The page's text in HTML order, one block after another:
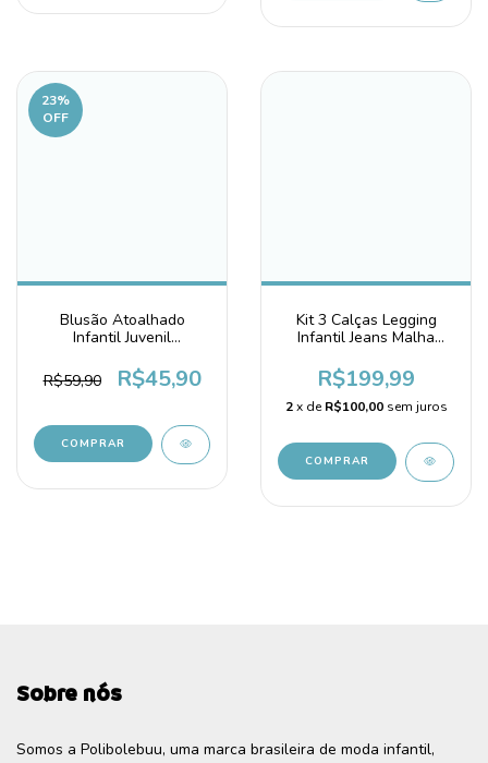
23%
OFF
Blusão Atoalhado
Infantil Juvenil
Céu
R$59,90 R$45,90
COMPRAR
Kit 3 Calças Legging
Infantil Jeans Malha
R$199,99
2 x deR$100,00 sem juros
COMPRAR
Sobre nós
Somos a Polibolebuu, uma marca brasileira de moda infantil,